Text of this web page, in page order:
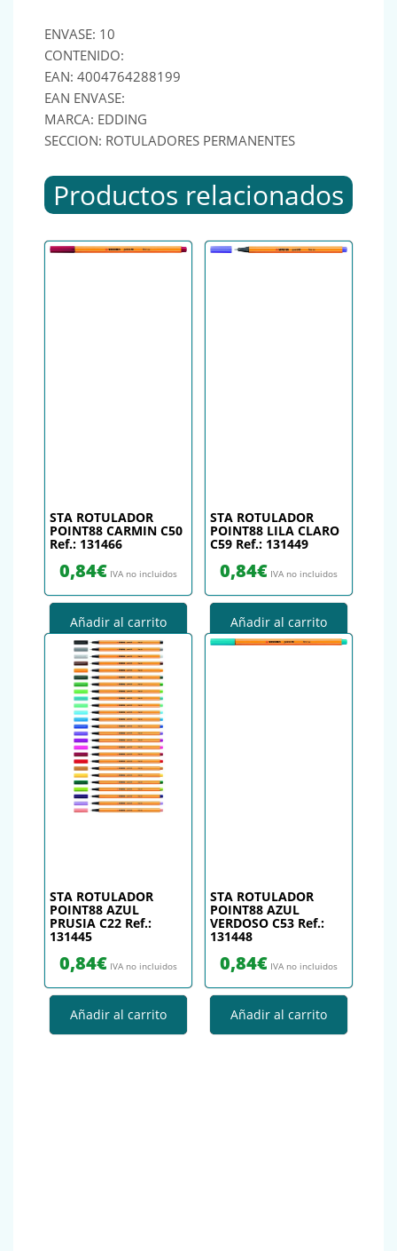
ENVASE: 10
CONTENIDO:
EAN: 4004764288199
EAN ENVASE:
MARCA: EDDING
SECCION: ROTULADORES PERMANENTES
Productos relacionados
STA ROTULADOR
POINT88 CARMIN C50
Ref.: 131466
0,84€ IVA no incluidos
Añadir al carrito
STA ROTULADOR
POINT88 LILA CLARO
C59 Ref.: 131449
0,84€ IVA no incluidos
Añadir al carrito
STA ROTULADOR
POINT88 AZUL
PRUSIA C22 Ref.:
131445
0,84€ IVA no incluidos
Añadir al carrito
STA ROTULADOR
POINT88 AZUL
VERDOSO C53 Ref.:
131448
0,84€ IVA no incluidos
Añadir al carrito